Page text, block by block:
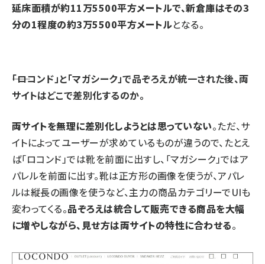
延床面積が約11万5500平方メートルで、新倉庫はその3
分の1程度の約3万5500平方メートルとなる。
――「ロコンド」と「マガシーク」で品ぞろえが統一された後、両
サイトはどこで差別化するのか。
両サイトを無理に差別化しようとは思っていない。ただ、サ
イトによってユーザーが求めているものが違うので、たとえ
ば「ロコンド」では靴を前面に出すし、「マガシーク」ではア
パレルを前面に出す。靴は正方形の画像を使うが、アパレ
ルは縦長の画像を使うなど、主力の商品カテゴリーでUIも
変わってくる。品ぞろえは統合して販売できる商品を大幅
に増やしながら、見せ方は両サイトの特性に合わせる。